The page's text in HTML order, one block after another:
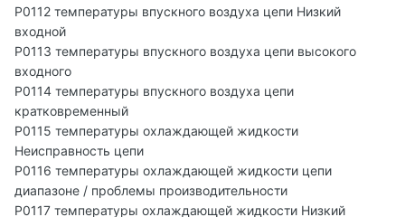
P0112 температуры впускного воздуха цепи Низкий
входной
P0113 температуры впускного воздуха цепи высокого
входного
P0114 температуры впускного воздуха цепи
кратковременный
P0115 температуры охлаждающей жидкости
Неисправность цепи
P0116 температуры охлаждающей жидкости цепи
диапазоне / проблемы производительности
P0117 температуры охлаждающей жидкости Низкий